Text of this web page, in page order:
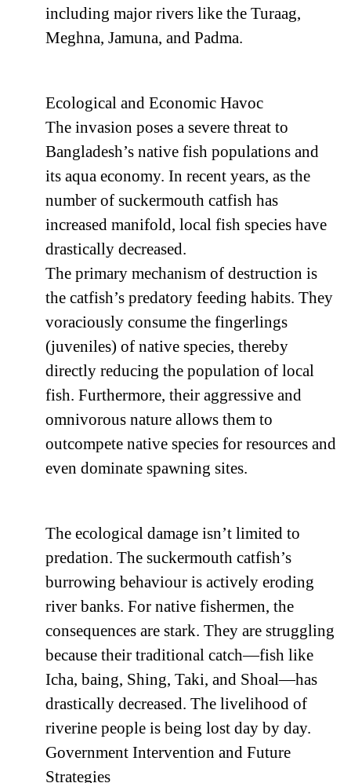
including major rivers like the Turaag,
Meghna, Jamuna, and Padma.
Ecological and Economic Havoc
The invasion poses a severe threat to
Bangladesh’s native fish populations and
its aqua economy. In recent years, as the
number of suckermouth catfish has
increased manifold, local fish species have
drastically decreased.
The primary mechanism of destruction is
the catfish’s predatory feeding habits. They
voraciously consume the fingerlings
(juveniles) of native species, thereby
directly reducing the population of local
fish. Furthermore, their aggressive and
omnivorous nature allows them to
outcompete native species for resources and
even dominate spawning sites.
The ecological damage isn’t limited to
predation. The suckermouth catfish’s
burrowing behaviour is actively eroding
river banks. For native fishermen, the
consequences are stark. They are struggling
because their traditional catch—fish like
Icha, baing, Shing, Taki, and Shoal—has
drastically decreased. The livelihood of
riverine people is being lost day by day.
Government Intervention and Future
Strategies